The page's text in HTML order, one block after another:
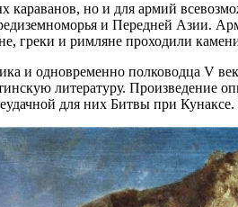
но и для армий
и Передней Азии.
греки и римляне проходили
и одновременно полководца V
литературу. Произведение
для них Битвы при